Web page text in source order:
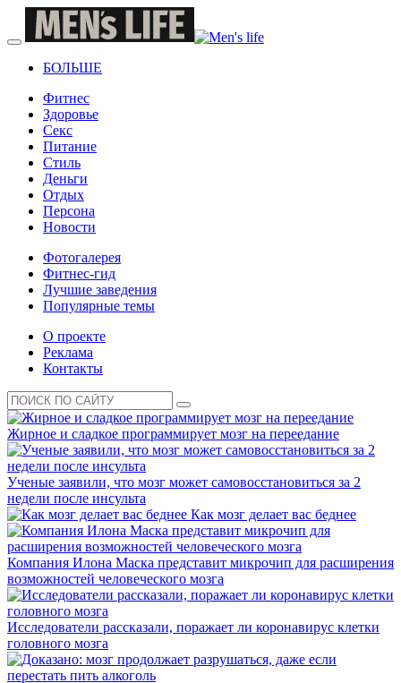
БОЛЬШЕ
Фитнес
Здоровье
Секс
Питание
Стиль
Деньги
Отдых
Персона
Новости
Фотогалерея
Фитнес-гид
Лучшие заведения
Популярные темы
О проекте
Реклама
Контакты
Жирное и сладкое программирует мозг на переедание
Ученые заявили, что мозг может самовосстановиться за 2
недели после инсульта
Как мозг делает вас беднее
Компания Илона Маска представит микрочип для расширения
возможностей человеческого мозга
Исследователи рассказали, поражает ли коронавирус клетки
головного мозга